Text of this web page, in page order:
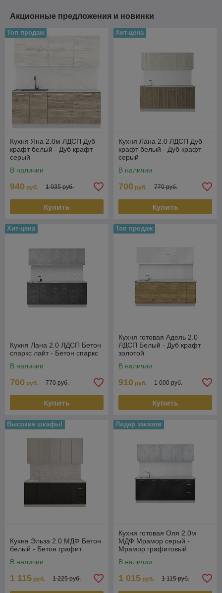
Акционные предложения и новинки
Топ продаж
Кухня Яна 2.0м ЛДСП Дуб
крафт белый - Дуб крафт
серый
В наличии
940 руб. 1 035 руб.
Купить
Хит-цена
Кухня Лана 2.0 ЛДСП Дуб
крафт белый - Дуб крафт
серый
В наличии
700 руб. 770 руб.
Купить
Хит-цена
Кухня Лана 2.0 ЛДСП Бетон
спаркс лайт - Бетон спаркс
В наличии
700 руб. 770 руб.
Купить
Топ продаж
Кухня готовая Адель 2.0
ЛДСП Белый - Дуб крафт
золотой
В наличии
910 руб. 1 000 руб.
Купить
Высокие шкафы!
Кухня Эльза 2.0 МДФ Бетон
белый - Бетон графит
В наличии
1 115 руб. 1 225 руб.
Лидер заказов
Кухня готовая Оля 2.0м
МДФ Мрамор серый -
Мрамор графитовый
В наличии
1 015 руб. 1 115 руб.